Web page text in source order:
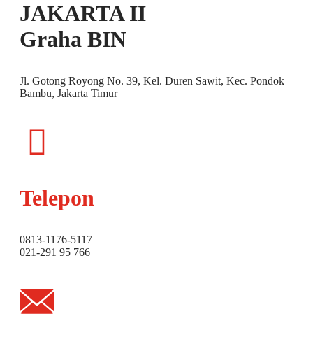
JAKARTA II
Graha BIN
Jl. Gotong Royong No. 39, Kel. Duren Sawit, Kec. Pondok
Bambu, Jakarta Timur
Telepon
0813-1176-5117
021-291 95 766